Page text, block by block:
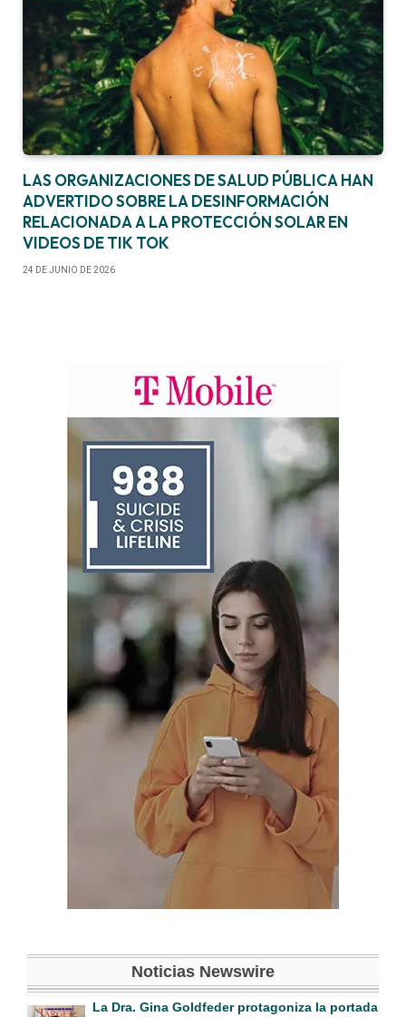
LAS ORGANIZACIONES DE SALUD PÚBLICA HAN
ADVERTIDO SOBRE LA DESINFORMACIÓN
RELACIONADA A LA PROTECCIÓN SOLAR EN
VIDEOS DE TIK TOK
24 DE JUNIO DE 2026
Noticias Newswire
La Dra. Gina Goldfeder protagoniza la portada